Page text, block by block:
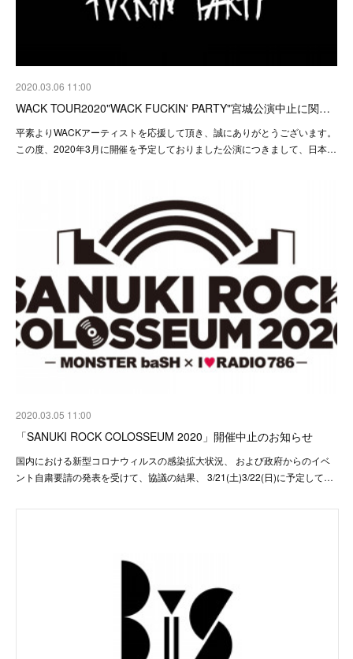
2020.03.06 11:00
WACK TOUR2020"WACK FUCKIN' PARTY"宮城公演中止に関…
平素よりWACKアーティストを応援して頂き、誠にありがとうございます。
この度、2020年3月に開催を予定しておりました公演につきまして、日本…
2020.03.05 11:00
「SANUKI ROCK COLOSSEUM 2020」開催中止のお知らせ
国内における新型コロナウィルスの感染拡大状況、 および政府からのイベ
ント自粛要請の発表を受けて、協議の結果、 3/21(土)3/22(日)に予定して…